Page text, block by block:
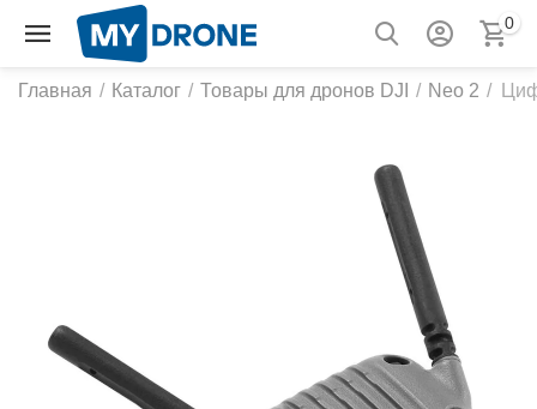
0
Главная / Каталог / Товары для дронов DJI / Neo 2 /